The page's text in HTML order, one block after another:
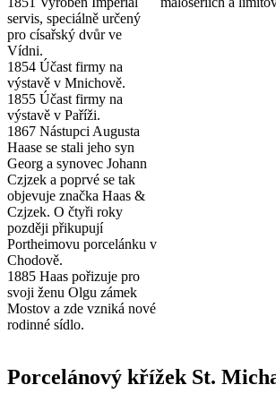
servis, speciálně určený
pro císařský dvůr ve
Vídni.
1854 Účast firmy na
výstavě v Mnichově.
1855 Účast firmy na
výstavě v Paříži.
1867 Nástupci Augusta
Haase se stali jeho syn
Georg a synovec Johann
Czjzek a poprvé se tak
objevuje značka Haas &
Czjzek. O čtyři roky
později přikupují
Portheimovu porcelánku v
Chodově.
1885 Haas pořizuje pro
svoji ženu Olgu zámek
Mostov a zde vzniká nové
rodinné sídlo.
Porcelánový křížek St.